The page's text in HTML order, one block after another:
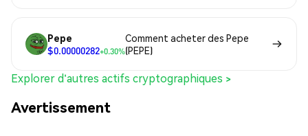
Pepe
$0.00000282+0.30%
Comment acheter des Pepe
(PEPE)
Explorer d'autres actifs cryptographiques >
Avertissement